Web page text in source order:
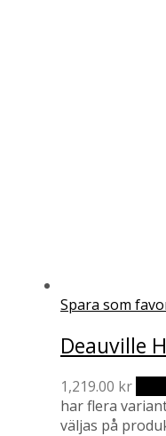
Spara som
Deauville
1,219.00 kr
har flera
väljas på